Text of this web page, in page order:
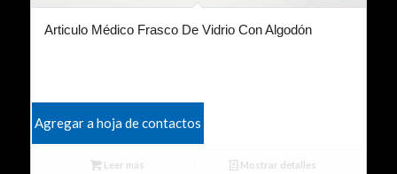
Articulo Médico Frasco De Vidrio Con Algodón
Agregar a hoja de contactos
Leer más Mostrar detalles